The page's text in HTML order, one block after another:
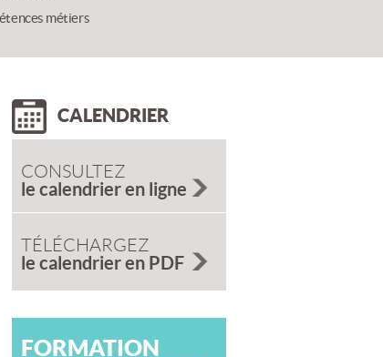
métiers
CALENDRIER
CONSULTEZ
le calendrier en ligne
TÉLÉCHARGEZ
le calendrier en PDF
FORMATION